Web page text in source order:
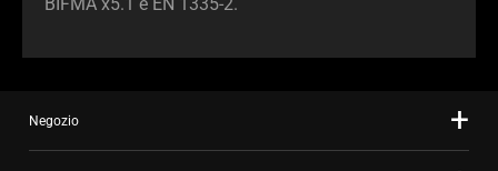
Negozio